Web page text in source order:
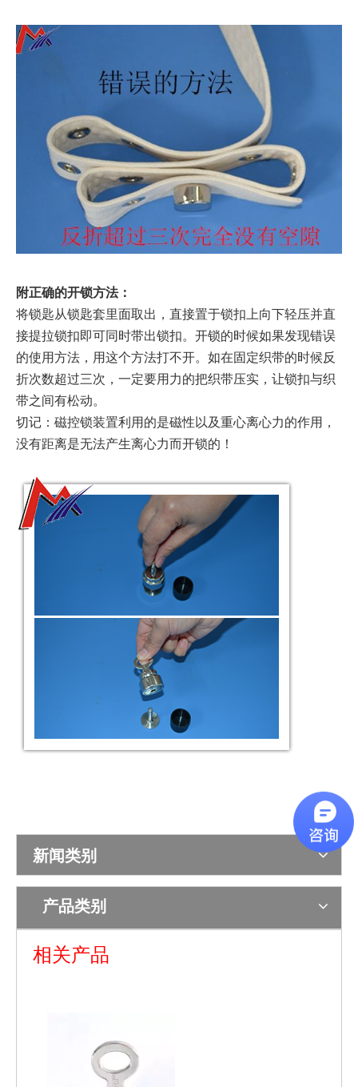
附正确的开锁方法：
将锁匙从锁匙套里面取出，直接置于锁扣上向下轻压并直
接提拉锁扣即可同时带出锁扣。开锁的时候如果发现错误
的使用方法，用这个方法打不开。如在固定织带的时候反
折次数超过三次，一定要用力的把织带压实，让锁扣与织
带之间有松动。
切记：磁控锁装置利用的是磁性以及重心离心力的作用，
没有距离是无法产生离心力而开锁的！
新闻类别
产品类别
相关产品